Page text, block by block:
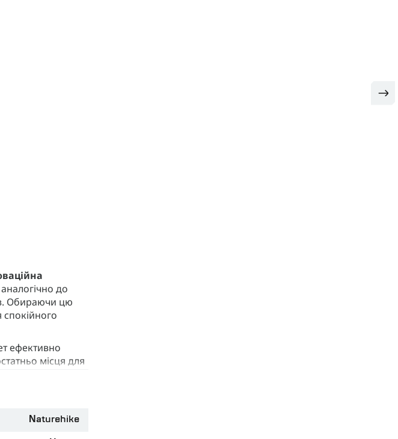
до
Обираючи цю
ефективно
місця для
а це суттєва
Naturehike